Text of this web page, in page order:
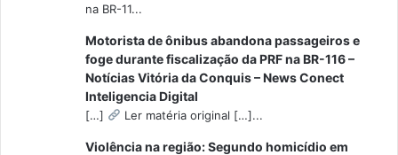
na BR-11...
Motorista de ônibus abandona passageiros e
foge durante fiscalização da PRF na BR-116 –
Notícias Vitória da Conquis – News Conect
Inteligencia Digital
[…] Ler matéria original […]...
Violência na região: Segundo homicídio em